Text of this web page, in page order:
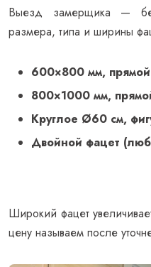
Выезд замерщика —
размера, типа и ширины
600×800 мм,
800×1000 мм,
Круглое Ø60 см,
Двойной фацет
Широкий фацет
цену называем после